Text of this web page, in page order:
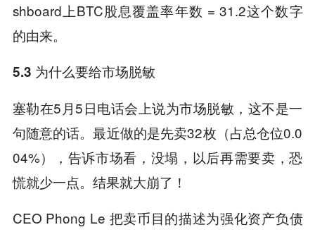
shboard上BTC股息覆盖率年数 = 31.2这个数字
的由来。
5.3 为什么要给市场脱敏
塞勒在5月5日电话会上说为市场脱敏，这不是一
句随意的话。最近做的是先卖32枚（占总仓位0.0
04%），告诉市场看，没塌，以后再需要卖，恐
慌就少一点。结果就大崩了！
CEO Phong Le 把卖币目的描述为强化资产负债